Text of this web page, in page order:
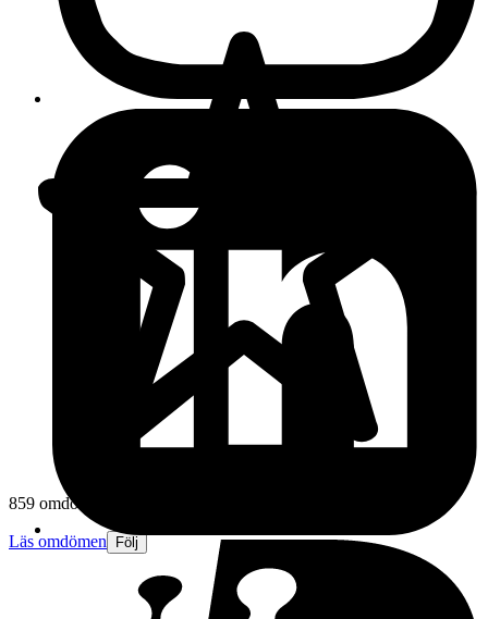
859 omdömen
Läs omdömen Följ